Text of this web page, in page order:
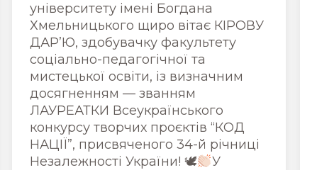
університету імені Богдана
Хмельницького щиро вітає КІРОВУ
ДАР’Ю, здобувачку факультету
соціально-педагогічної та
мистецької освіти, із визначним
досягненням — званням
ЛАУРЕАТКИ Всеукраїнського
конкурсу творчих проєктів “КОД
НАЦІЇ”, присвяченого 34-й річниці
Незалежності України! 🕊
У